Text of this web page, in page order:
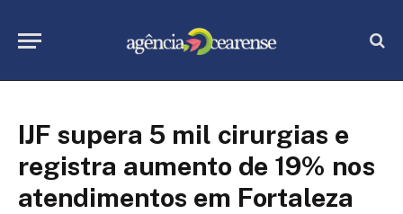
IJF supera 5 mil cirurgias e
registra aumento de 19% nos
atendimentos em Fortaleza